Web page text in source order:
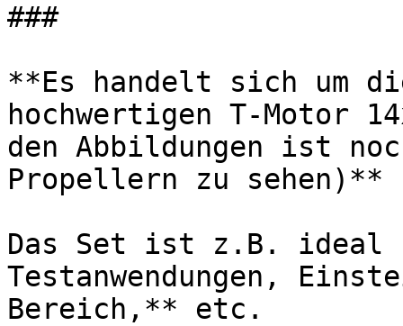
###
**Es handelt sich um
hochwertigen T-Motor
den Abbildungen ist
Propellern zu sehen)**
Das Set ist z.B. ideal
Testanwendungen,
Bereich,** etc.